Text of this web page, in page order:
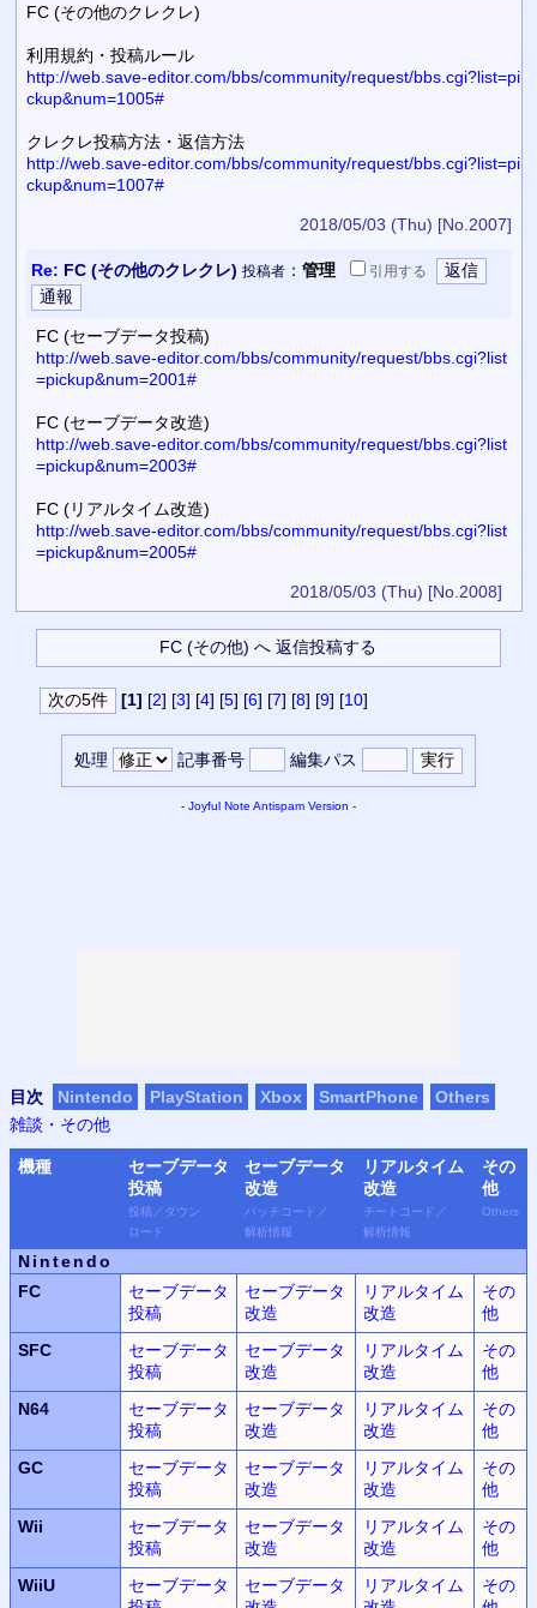
FC (その他のクレクレ)
利用規約・投稿ルール
http://web.save-editor.com/bbs/community/request/bbs.cgi?list=pi
ckup&num=1005#
クレクレ投稿方法・返信方法
http://web.save-editor.com/bbs/community/request/bbs.cgi?list=pi
ckup&num=1007#
2018/05/03 (Thu) [No.2007]
Re: FC (その他のクレクレ) 投稿者： 管理 引用する
FC (セーブデータ投稿)
http://web.save-editor.com/bbs/community/request/bbs.cgi?list
=pickup&num=2001#
FC (セーブデータ改造)
http://web.save-editor.com/bbs/community/request/bbs.cgi?list
=pickup&num=2003#
FC (リアルタイム改造)
http://web.save-editor.com/bbs/community/request/bbs.cgi?list
=pickup&num=2005#
2018/05/03 (Thu) [No.2008]
[1] [2] [3] [4] [5] [6] [7] [8] [9] [10]
処理 記事番号 編集パス
- Joyful Note Antispam Version -
目次 Nintendo PlayStation Xbox SmartPhone
Others
雑談・その他
機種 セーブデータ
投稿
投稿 ／ ダウン
ロード
セーブデータ
改造
パッチ コード ／
解析情報
リアルタイム
改造
チート コード ／
解析情報
その
他
Others
Nintendo
FC
セーブデータ
投稿
セーブデータ
改造
リアルタイム
改造
その
他
SFC
セーブデータ
投稿
セーブデータ
改造
リアルタイム
改造
その
他
N64
セーブデータ
投稿
セーブデータ
改造
リアルタイム
改造
その
他
GC
セーブデータ
投稿
セーブデータ
改造
リアルタイム
改造
その
他
Wii
セーブデータ
投稿
セーブデータ
改造
リアルタイム
改造
その
他
WiiU
セーブデータ
セーブデータ
リアルタイム
その